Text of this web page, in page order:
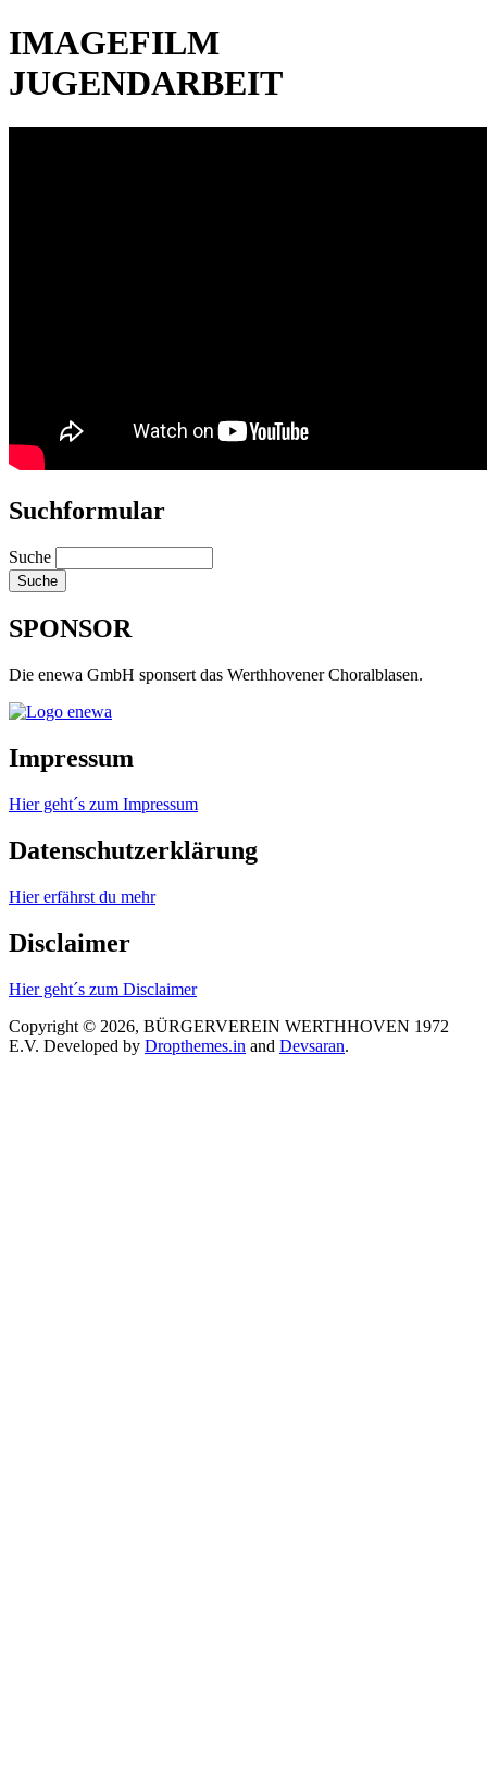
IMAGEFILM
JUGENDARBEIT
Suchformular
Suche
SPONSOR
Die enewa GmbH sponsert das Werthhovener Choralblasen.
Impressum
Hier geht´s zum Impressum
Datenschutzerklärung
Hier erfährst du mehr
Disclaimer
Hier geht´s zum Disclaimer
Copyright © 2026, BÜRGERVEREIN WERTHHOVEN 1972
E.V. Developed by Dropthemes.in and Devsaran.